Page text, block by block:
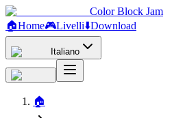
Color Block Jam
🏠Home🎮Livelli⬇️Download
Italiano
🏠